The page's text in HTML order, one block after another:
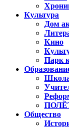
Культура
Дом
Кино
Парк
ПОЛЁТ
Общество